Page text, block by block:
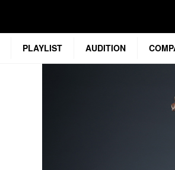
PLAYLIST AUDITION